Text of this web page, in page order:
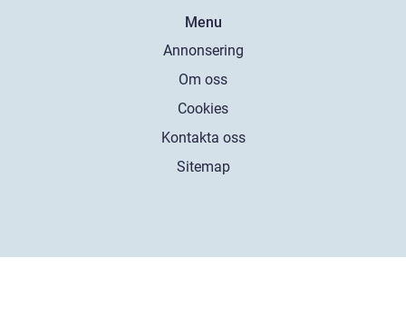
Menu
Annonsering
Om oss
Cookies
Kontakta oss
Sitemap